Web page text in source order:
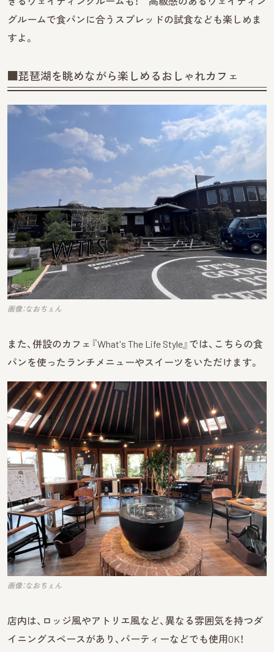
グルームで食パンに合うスプレッドの試食なども楽しめま
すよ。
■琵琶湖を眺めながら楽しめるおしゃれカフェ
画像：なおちぇん
また、併設のカフェ『What's The Life Style』では、こちらの食
パンを使ったランチメニューやスイーツをいただけます。
画像：なおちぇん
店内は、ロッジ風やアトリエ風など、異なる雰囲気を持つダ
イニングスペースがあり、パーティーなどでも使用OK！